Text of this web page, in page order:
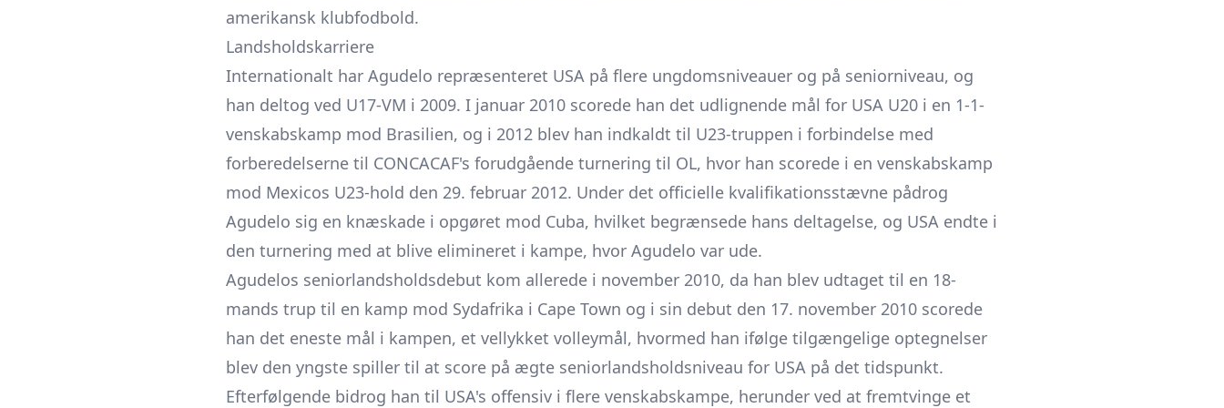
amerikansk klubfodbold.
Landsholdskarriere
Internationalt har Agudelo repræsenteret USA på flere ungdomsniveauer og på seniorniveau, og
han deltog ved U17-VM i 2009. I januar 2010 scorede han det udlignende mål for USA U20 i en 1-1-
venskabskamp mod Brasilien, og i 2012 blev han indkaldt til U23-truppen i forbindelse med
forberedelserne til CONCACAF's forudgående turnering til OL, hvor han scorede i en venskabskamp
mod Mexicos U23-hold den 29. februar 2012. Under det officielle kvalifikationsstævne pådrog
Agudelo sig en knæskade i opgøret mod Cuba, hvilket begrænsede hans deltagelse, og USA endte i
den turnering med at blive elimineret i kampe, hvor Agudelo var ude.
Agudelos seniorlandsholdsdebut kom allerede i november 2010, da han blev udtaget til en 18-
mands trup til en kamp mod Sydafrika i Cape Town og i sin debut den 17. november 2010 scorede
han det eneste mål i kampen, et vellykket volleymål, hvormed han ifølge tilgængelige optegnelser
blev den yngste spiller til at score på ægte seniorlandsholdsniveau for USA på det tidspunkt.
Efterfølgende bidrog han til USA's offensiv i flere venskabskampe, herunder ved at fremtvinge et